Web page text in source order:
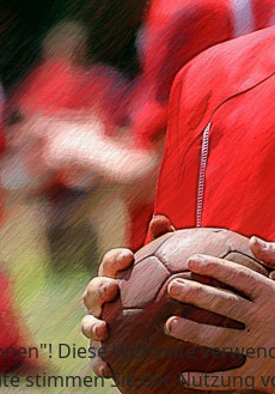
Diese Webseite
stimmen Sie der